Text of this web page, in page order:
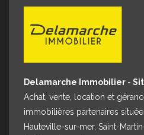
Delamarche Immobilier -
Achat, vente, location et
immobilières partenaires
Hauteville-sur-mer, Saint-